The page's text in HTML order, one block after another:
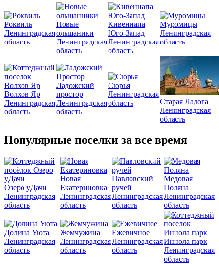
Роквиль
Ленинградская
область
Новые
ольшаники
Ленинградская
область
Кивеннапа
Юго-Запад
Ленинградская
область
Муромицы
Ленинградская
область
Волхов Яр
Ленинградская
область
Ладожский
простор
Ленинградская
область
Сюрья
Ленинградская
область
Старая Ладога
Ленинградская
область
Популярные поселки за все время
Озеро уДачи
Ленинградская
область
Новая
Екатериновка
Ленинградская
область
Павловский
ручей
Ленинградская
область
Медовая
Поляна
Ленинградская
область
Долина Уюта
Ленинградская
область
Жемчужина
Ленинградская
область
Ежевичное
Ленинградская
область
Иннола парк
Ленинградская
область